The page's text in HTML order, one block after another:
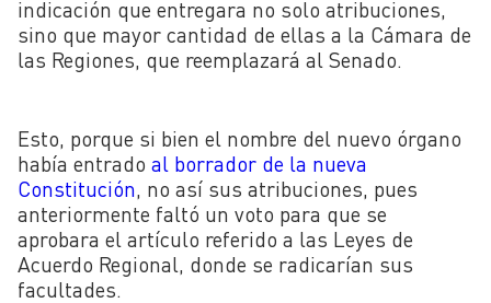
indicación que entregara no solo atribuciones,
sino que mayor cantidad de ellas a la Cámara de
las Regiones, que reemplazará al Senado.
Esto, porque si bien el nombre del nuevo órgano
había entrado al borrador de la nueva
Constitución, no así sus atribuciones, pues
anteriormente faltó un voto para que se
aprobara el artículo referido a las Leyes de
Acuerdo Regional, donde se radicarían sus
facultades.